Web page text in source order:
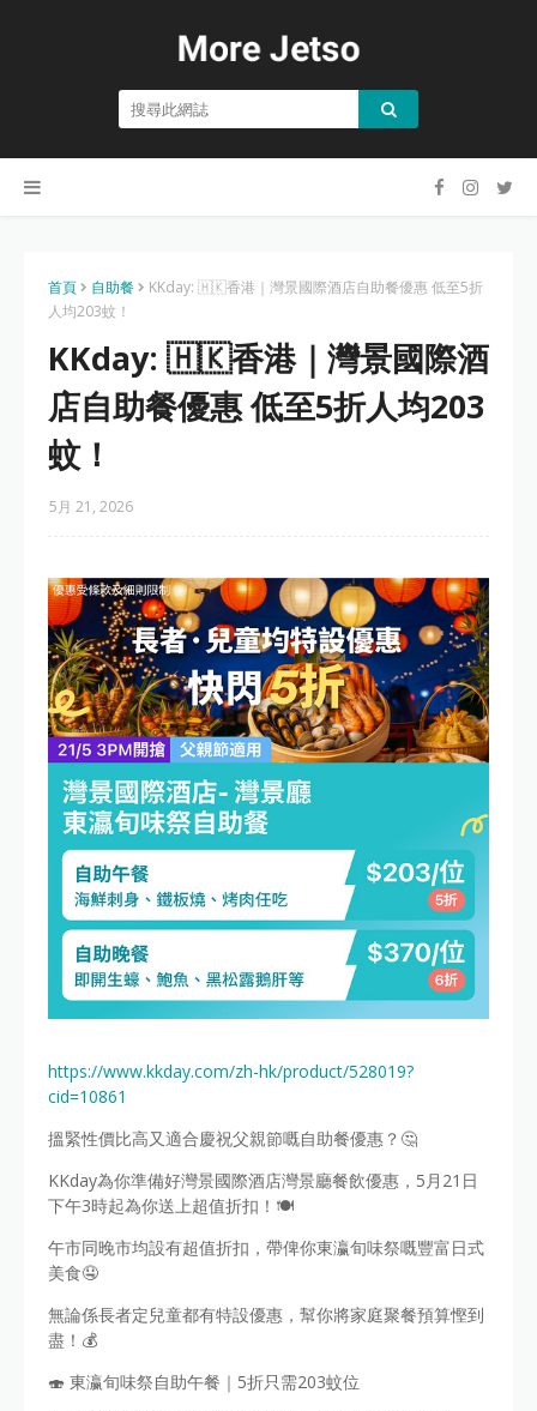
首頁 自助餐
KKday: 🇭🇰香港｜灣景國際酒店自助餐優惠 低至5折
人均203蚊！
KKday: 🇭🇰香港｜灣景國際酒
店自助餐優惠 低至5折人均203
蚊！
5月 21, 2026
https://www.kkday.com/zh-hk/product/528019?
cid=10861
搵緊性價比高又適合慶祝父親節嘅自助餐優惠？🤔
KKday為你準備好灣景國際酒店灣景廳餐飲優惠，5月21日
下午3時起為你送上超值折扣！🍽️
午市同晚市均設有超值折扣，帶俾你東瀛旬味祭嘅豐富日式
美食🤤
無論係長者定兒童都有特設優惠，幫你將家庭聚餐預算慳到
盡！💰
🍣 東瀛旬味祭自助午餐｜5折只需203蚊位